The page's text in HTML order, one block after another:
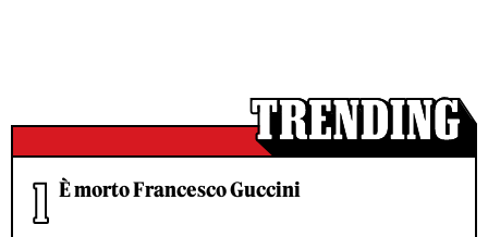
È morto Francesco Guccini